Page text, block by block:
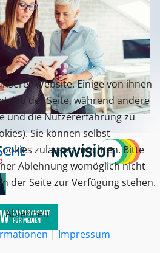
Website. Einige von ihnen
der Seite, während andere
und die Nutzererfahrung zu
Sie können selbst
zulassen möchten. Bitte
Ablehnung womöglich nicht
der Seite zur Verfügung stehen.
Ablehnen
|Impressum